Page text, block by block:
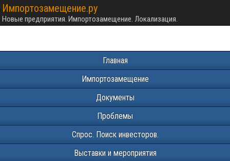
Импортозамещение.ру
Новые предприятия. Импортозамещение. Локализация.
Главная
Импортозамещение
Документы
Проблемы
Спрос. Поиск инвесторов.
Выставки и мероприятия